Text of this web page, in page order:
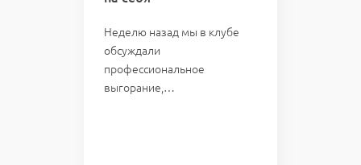
Неделю назад мы в клубе
обсуждали
профессиональное
выгорание,…